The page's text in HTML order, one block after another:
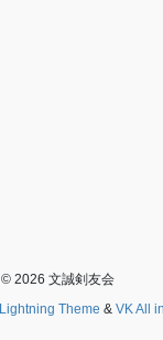
© 2026 文誠剣友会
Lightning Theme & VK All